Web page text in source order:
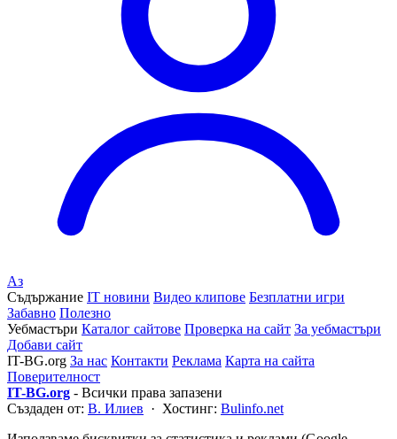
Аз
Съдържание IT новини Видео клипове Безплатни игри
Забавно Полезно
Уебмастъри Каталог сайтове Проверка на сайт За уебмастъри
Добави сайт
IT-BG.org За нас Контакти Реклама Карта на сайта
Поверителност
IT-BG.org - Всички права запазени
Създаден от: В. Илиев · Хостинг: Bulinfo.net